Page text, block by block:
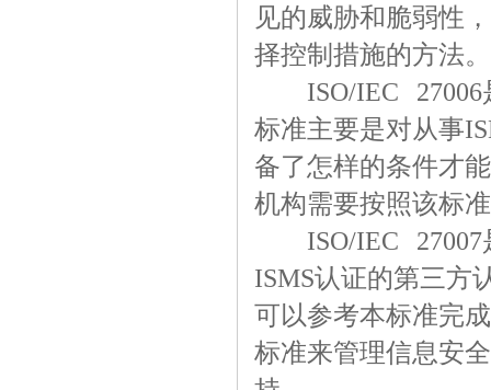
见的威胁和脆弱性
择控制措施的方法。
ISO/IEC 27006
标准主要是对从事
备了怎样的条件才
机构需要按照该标
ISO/IEC 27007
ISMS认证的第三方
可以参考本标准完
标准来管理信息安